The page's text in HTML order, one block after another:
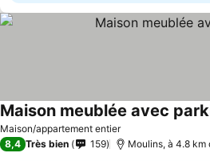
Maison/appartement entier
Maison meublée avec
8,4 Très bien 159 Moulins, à 4.8 km